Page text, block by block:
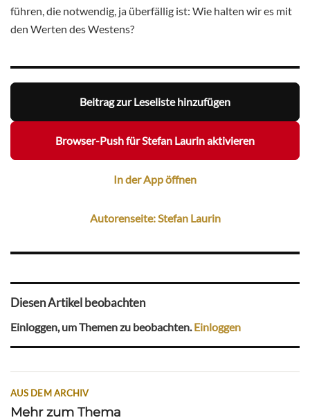
führen, die notwendig, ja überfällig ist: Wie halten wir es mit
den Werten des Westens?
Beitrag zur Leseliste hinzufügen
Browser-Push für Stefan Laurin aktivieren
In der App öffnen
Autorenseite: Stefan Laurin
Diesen Artikel beobachten
Einloggen, um Themen zu beobachten.Einloggen
AUS DEM ARCHIV
Mehr zum Thema